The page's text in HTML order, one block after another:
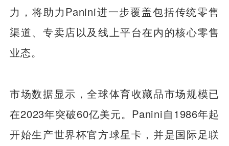
力，将助力Panini进一步覆盖包括传统零售
渠道、专卖店以及线上平台在内的核心零售
业态。
市场数据显示，全球体育收藏品市场规模已
在2023年突破60亿美元。Panini自1986年起
开始生产世界杯官方球星卡，并是国际足联